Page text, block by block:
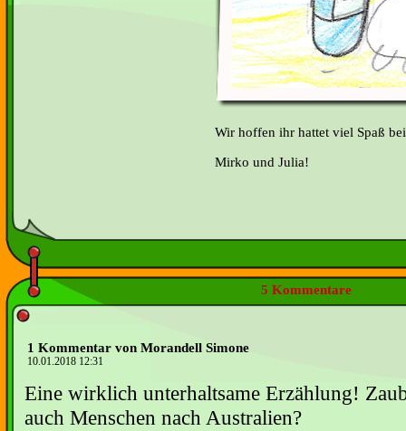
Wir hoffen ihr hattet viel Spaß
Mirko und Julia!
5 Kommentare
1 Kommentar von Morandell Simone
10.01.2018 12:31
Eine wirklich unterhaltsame Erzählung!
auch Menschen nach Australien?